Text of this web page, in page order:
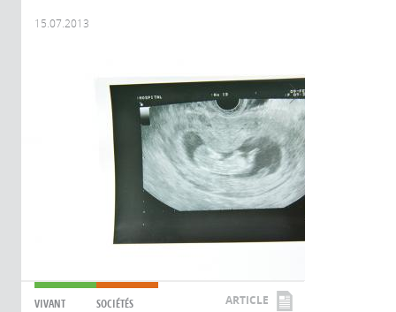
15.07.2013
VIVANT SOCIÉTÉS ARTICLE